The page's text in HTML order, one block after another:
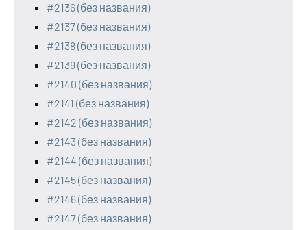
#2136 (без названия)
#2137 (без названия)
#2138 (без названия)
#2139 (без названия)
#2140 (без названия)
#2141 (без названия)
#2142 (без названия)
#2143 (без названия)
#2144 (без названия)
#2145 (без названия)
#2146 (без названия)
#2147 (без названия)